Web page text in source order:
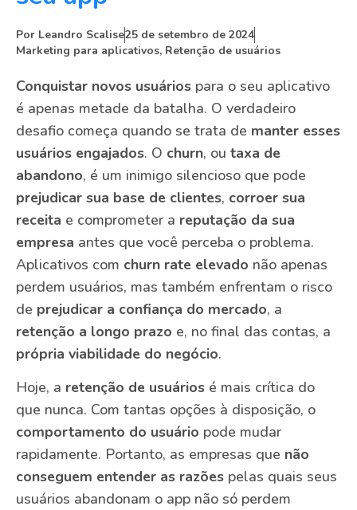
Por Leandro Scalise25 de setembro de 2024
Marketing para aplicativos, Retenção de usuários
Conquistar novos usuários para o seu aplicativo
é apenas metade da batalha. O verdadeiro
desafio começa quando se trata de manter esses
usuários engajados. O churn, ou taxa de
abandono, é um inimigo silencioso que pode
prejudicar sua base de clientes, corroer sua
receita e comprometer a reputação da sua
empresa antes que você perceba o problema.
Aplicativos com churn rate elevado não apenas
perdem usuários, mas também enfrentam o risco
de prejudicar a confiança do mercado, a
retenção a longo prazo e, no final das contas, a
própria viabilidade do negócio.
Hoje, a retenção de usuários é mais crítica do
que nunca. Com tantas opções à disposição, o
comportamento do usuário pode mudar
rapidamente. Portanto, as empresas que não
conseguem entender as razões pelas quais seus
usuários abandonam o app não só perdem